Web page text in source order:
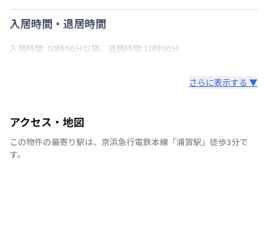
入居時間・退居時間
入居時間: 00時00分以降、退居時間:10時00分
さらに表示する ▼
アクセス・地図
この物件の最寄り駅は、 京浜急行電鉄本線 「浦賀駅 」 徒歩3分で
す。